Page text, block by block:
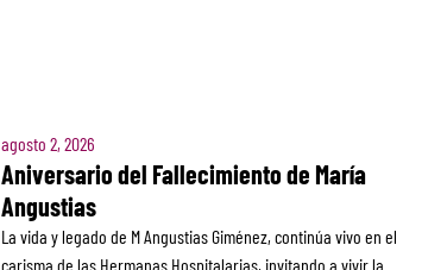
agosto 2, 2026
Aniversario del Fallecimiento de María
Angustias
La vida y legado de M Angustias Giménez, continúa vivo en el
carisma de las Hermanas Hospitalarias, invitando a vivir la